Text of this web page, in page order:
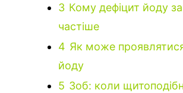
3 Кому дефіцит йоду
частіше
4 Як може
йоду
5 Зоб: коли